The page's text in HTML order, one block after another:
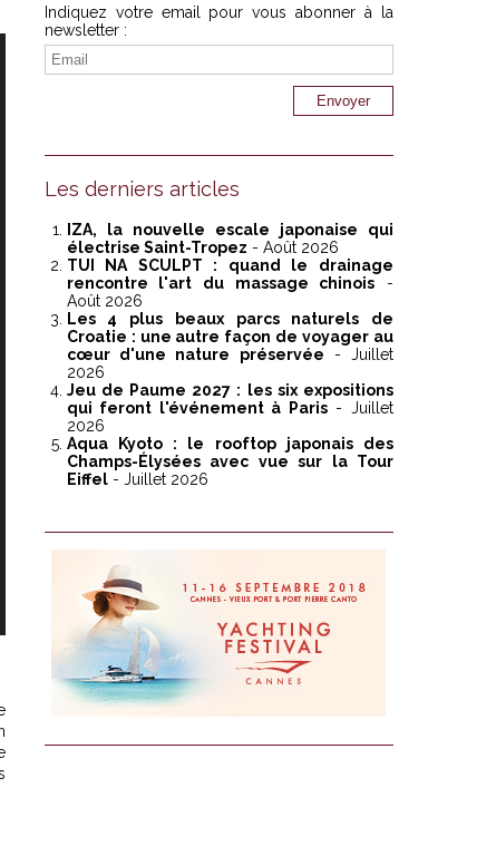
Indiquez votre email pour vous abonner à la
newsletter :
Les derniers articles
IZA, la nouvelle escale japonaise qui
électrise Saint-Tropez - Août 2026
TUI NA SCULPT : quand le drainage
rencontre l'art du massage chinois -
Août 2026
Les 4 plus beaux parcs naturels de
Croatie : une autre façon de voyager au
cœur d'une nature préservée - Juillet
2026
Jeu de Paume 2027 : les six expositions
qui feront l'événement à Paris- Juillet
2026
Aqua Kyoto : le rooftop japonais des
Champs-Élysées avec vue sur la Tour
Eiffel- Juillet 2026